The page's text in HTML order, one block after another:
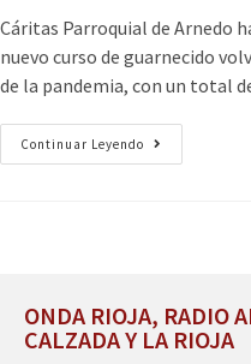
Cáritas Parroquial de Arnedo
nuevo curso de guarnecido
de la pandemia, con un total
Continuar Leyendo
ONDA RIOJA, RADIO
CALZADA Y LA RIOJA